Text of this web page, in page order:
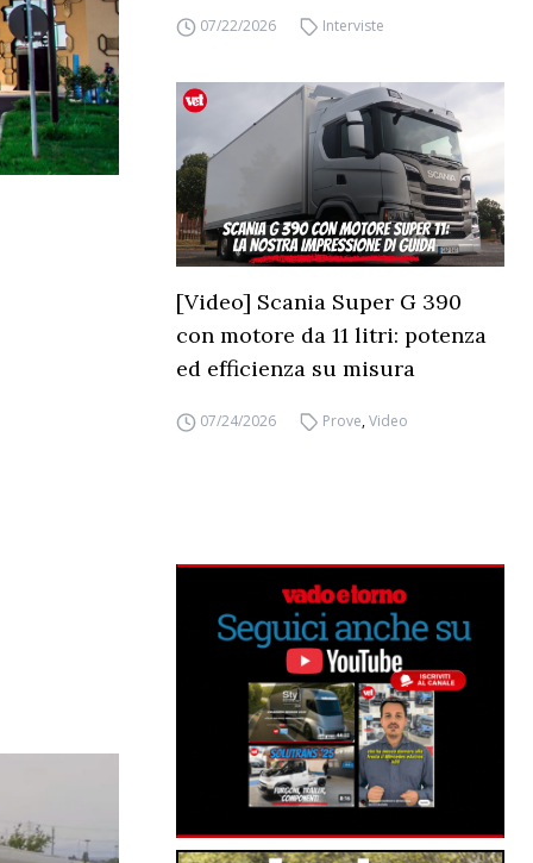
07/22/2026 Interviste
[Video] Scania Super G 390
con motore da 11 litri: potenza
ed efficienza su misura
07/24/2026 Prove,Video